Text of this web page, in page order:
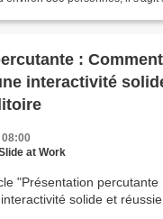
:
interactivité
08:00
at Work